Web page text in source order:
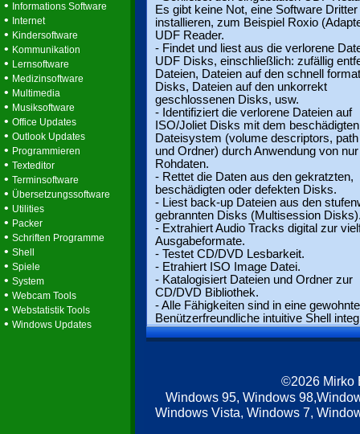
• Informations Software
• Internet
• Kindersoftware
• Kommunikation
• Lernsoftware
• Medizinsoftware
• Multimedia
• Musiksoftware
• Office Updates
• Outlook Updates
• Programmieren
• Texteditor
• Terminsoftware
• Übersetzungssoftware
• Utilities
• Packer
• Schriften Programme
• Shell
• Spiele
• System
• Webcam Tools
• Webstatistik Tools
• Windows Updates
Es gibt keine Not, eine Software
installieren, zum Beispiel Roxio
UDF Reader.
- Findet und liest aus die verlorene
UDF Disks, einschließlich: zufällig
Dateien, Dateien auf den schnell
Disks, Dateien auf den unkorrekt
geschlossenen Disks, usw.
- Identifiziert die verlorene Dateien auf
ISO/Joliet Disks mit dem beschädigten
Dateisystem (volume descriptors,
und Ordner) durch Anwendung von nur
Rohdaten.
- Rettet die Daten aus den gekratzten,
beschädigten oder defekten Disks.
- Liest back-up Dateien aus den
gebrannten Disks (Multisession
- Extrahiert Audio Tracks digital zur
Ausgabeformate.
- Testet CD/DVD Lesbarkeit.
- Etrahiert ISO Image Datei.
- Katalogisiert Dateien und Ordner zur
CD/DVD Bibliothek.
- Alle Fähigkeiten sind in eine
Benützerfreundliche intuitive Shell
©2026 Mirko
Windows 95, Windows
Windows Vista, Windows 7,